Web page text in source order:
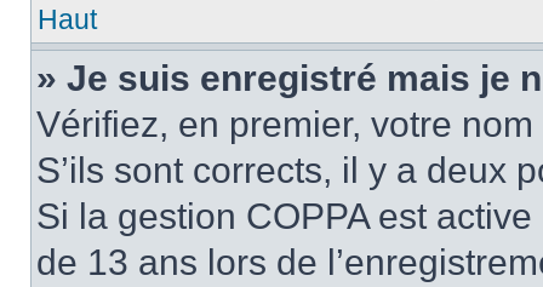
Haut
» Je suis enregistré mais je
Vérifiez, en premier, votre
S’ils sont corrects, il y a deux
Si la gestion COPPA est
de 13 ans lors de